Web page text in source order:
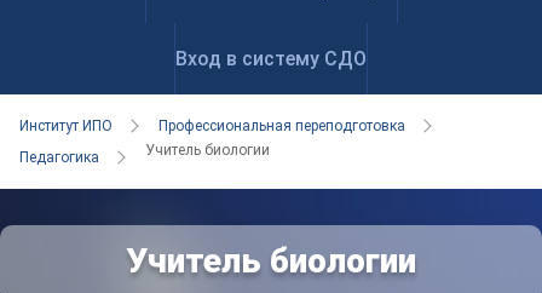
Вход в систему СДО
Институт ИПО
Профессиональная переподготовка
Педагогика
Учитель биологии
Учитель биологии